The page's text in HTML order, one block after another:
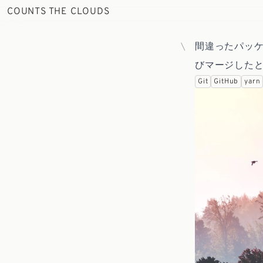
COUNTS THE CLOUDS
間違ったパッ
びマージした
Git GitHub yarn